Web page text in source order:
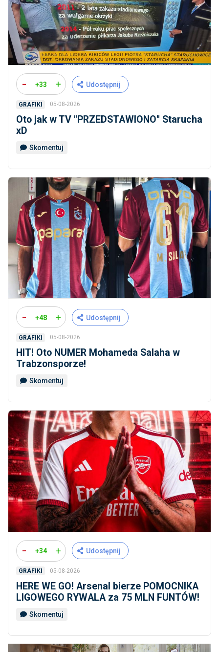
- +33 + Udostępnij
GRAFIKI 05-08-2026
Oto jak w TV ''PRZEDSTAWIONO'' Starucha
xD
Skomentuj
- +48 + Udostępnij
GRAFIKI 05-08-2026
HIT! Oto NUMER Mohameda Salaha w
Trabzonsporze!
Skomentuj
- +34 + Udostępnij
GRAFIKI 05-08-2026
HERE WE GO! Arsenal bierze POMOCNIKA
LIGOWEGO RYWALA za 75 MLN FUNTÓW!
Skomentuj